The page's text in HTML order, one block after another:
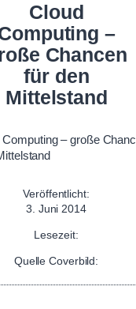
Cloud
–
Chancen
für den
Mittelstand
Veröffentlicht:
3. Juni 2014
Lesezeit:
Quelle Coverbild: